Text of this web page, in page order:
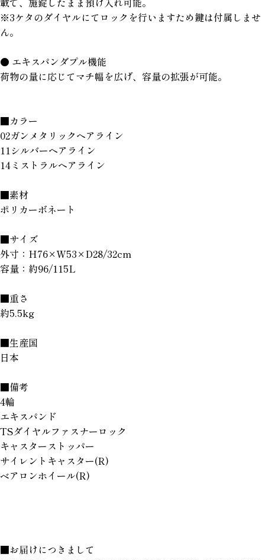
※3ケタのダイヤルにてロックを行いますため鍵は付属しませ
ん。
● エキスパンダプル機能
荷物の量に応じてマチ幅を広げ、容量の拡張が可能。
■カラー
02ガンメタリックヘアライン
11シルバーヘアライン
14ミストラルヘアライン
■素材
ポリカーボネート
■サイズ
外寸：H76×W53×D28/32cm
容量：約96/115L
■重さ
約5.5kg
■生産国
日本
■備考
4輪
エキスパンド
TSダイヤルファスナーロック
キャスターストッパー
サイレントキャスター(R)
ベアロンホイール(R)
■お届けにつきまして